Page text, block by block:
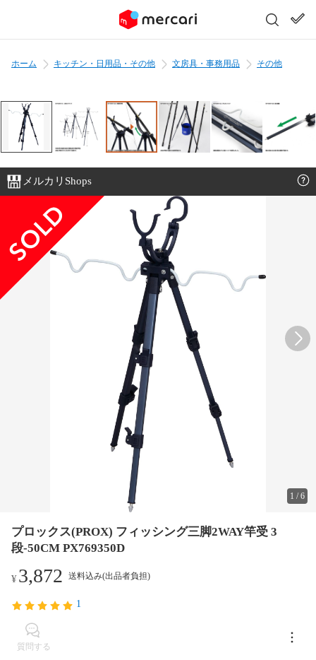
ホーム キッチン・日用品・その他 文房具・事務用品 その他
メルカリShops
1 /6
プロックス(PROX) フィッシング三脚2WAY竿受 3
段-50CM PX769350D
¥3,872 送料込み(出品者負担)
1
質問する